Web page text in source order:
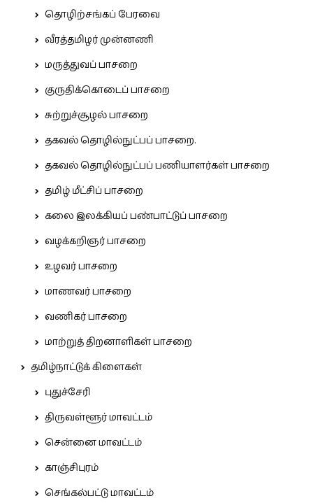
தொழிற்சங்கப் பேரவை
வீரத்தமிழர் முன்னணி
மருத்துவப் பாசறை
குருதிக்கொடைப் பாசறை
சுற்றுச்சூழல் பாசறை
தகவல் தொழில்நுட்பப் பாசறை.
தகவல் தொழில்நுட்பப் பணியாளர்கள் பாசறை
தமிழ் மீட்சிப் பாசறை
கலை இலக்கியப் பண்பாட்டுப் பாசறை
வழக்கறிஞர் பாசறை
உழவர் பாசறை
மாணவர் பாசறை
வணிகர் பாசறை
மாற்றுத் திறனாளிகள் பாசறை
தமிழ்நாட்டுக் கிளைகள்
புதுச்சேரி
திருவள்ளூர் மாவட்டம்
சென்னை மாவட்டம்
காஞ்சிபுரம்
செங்கல்பட்டு மாவட்டம்